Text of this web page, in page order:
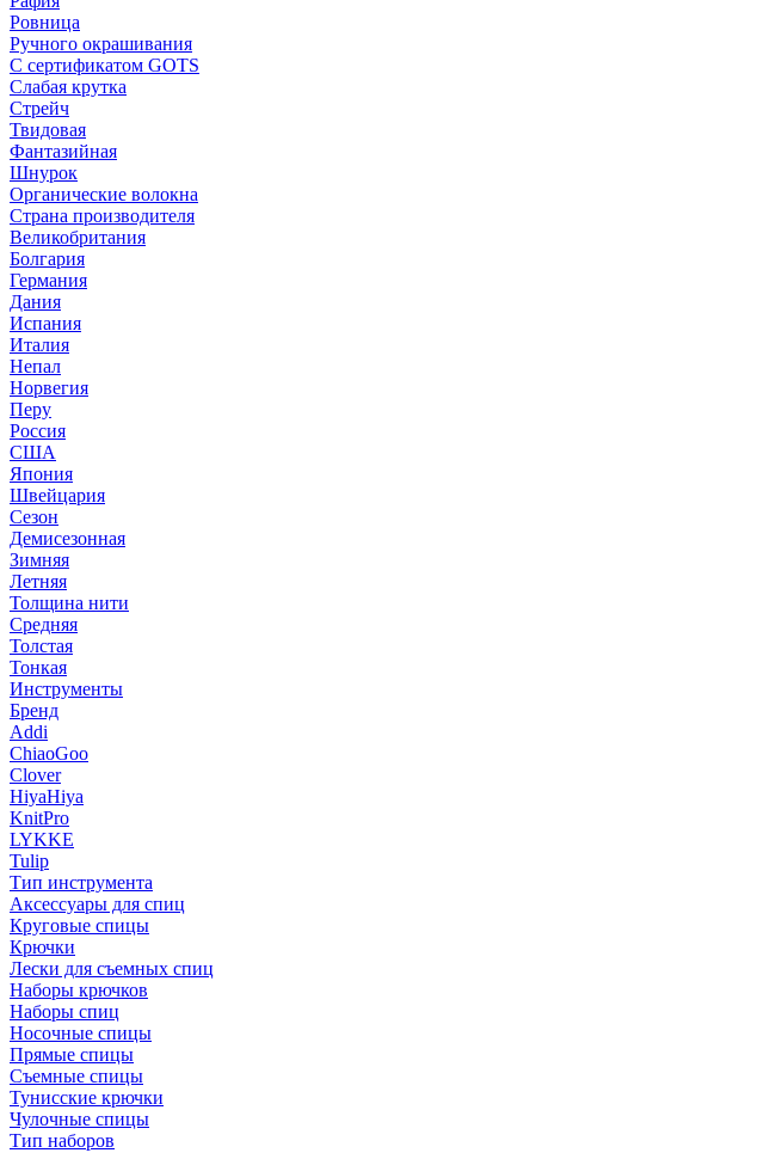
Ровница
Ручного окрашивания
С сертификатом GOTS
Слабая крутка
Стрейч
Твидовая
Фантазийная
Шнурок
Органические волокна
Страна производителя
Великобритания
Болгария
Германия
Дания
Испания
Италия
Непал
Норвегия
Перу
Россия
США
Япония
Швейцария
Сезон
Демисезонная
Зимняя
Летняя
Толщина нити
Средняя
Толстая
Тонкая
Инструменты
Бренд
Addi
ChiaoGoo
Clover
HiyaHiya
KnitPro
LYKKE
Tulip
Тип инструмента
Аксессуары для спиц
Круговые спицы
Крючки
Лески для съемных спиц
Наборы крючков
Наборы спиц
Носочные спицы
Прямые спицы
Съемные спицы
Тунисские крючки
Чулочные спицы
Тип наборов